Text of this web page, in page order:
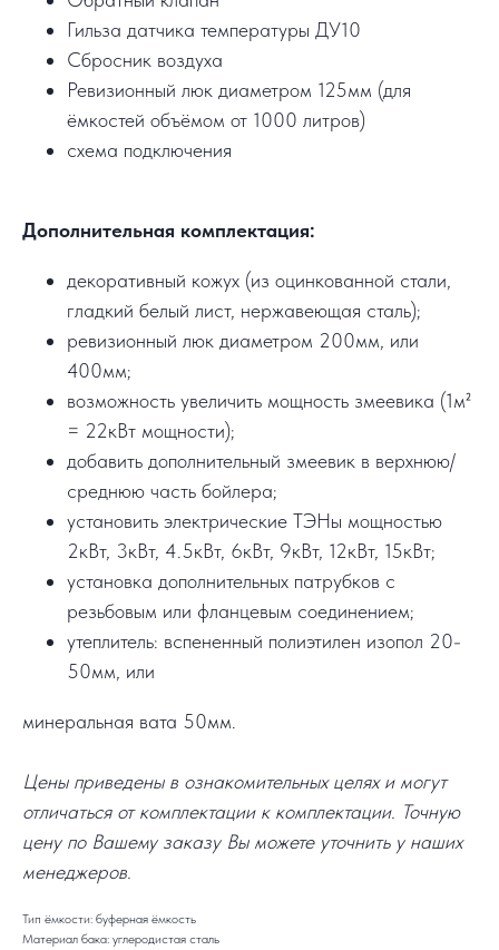
Гильза датчика температуры ДУ10
Сбросник воздуха
Ревизионный люк диаметром 125мм (для
ёмкостей объёмом от 1000 литров)
схема подключения
Дополнительная комплектация:
декоративный кожух (из оцинкованной стали,
гладкий белый лист, нержавеющая сталь);
ревизионный люк диаметром 200мм, или
400мм;
возможность увеличить мощность змеевика (1м²
= 22кВт мощности);
добавить дополнительный змеевик в верхнюю/
среднюю часть бойлера;
установить электрические ТЭНы мощностью
2кВт, 3кВт, 4.5кВт, 6кВт, 9кВт, 12кВт, 15кВт;
установка дополнительных патрубков с
резьбовым или фланцевым соединением;
утеплитель: вспененный полиэтилен изопол 20-
50мм, или
минеральная вата 50мм.
Цены приведены в ознакомительных целях и могут
отличаться от комплектации к комплектации. Точную
цену по Вашему заказу Вы можете уточнить у наших
менеджеров.
Тип ёмкости: буферная ёмкость
Материал бака: углеродистая сталь